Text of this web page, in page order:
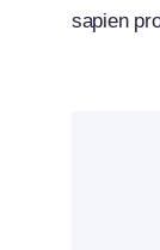
sapien